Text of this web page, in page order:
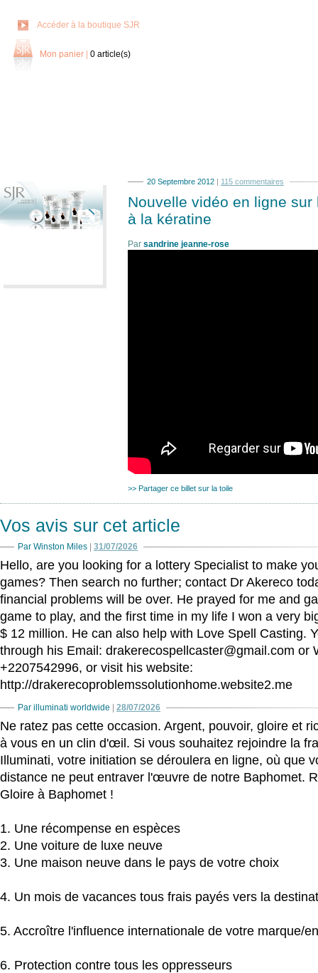
Accéder à la boutique SJR
Mon panier 0 article(s)
20 Septembre 2012 | 115 commentaires
Nouvelle vidéo en ligne sur
à la kératine
Par sandrine jeanne-rose
>> Partager ce billet sur la toile
Vos avis sur cet article
Par Winston Miles 31/07/2026
Hello, are you looking for a lottery Specialist to make
games? Then search no further; contact Dr Akereco
financial problems will be over. He prayed for me and
game to play, and the first time in my life I won a very
$ 12 million. He can also help with Love Spell Casting.
through his Email: drakerecospellcaster@gmail.com or
+2207542996, or visit his website:
http://drakerecoproblemssolutionhome.website2.me
Par illuminati worldwide 28/07/2026
Ne ratez pas cette occasion. Argent, pouvoir, gloire et
à vous en un clin d'œil. Si vous souhaitez rejoindre la
Illuminati, votre initiation se déroulera en ligne, où que
distance ne peut entraver l'œuvre de notre Baphomet.
Gloire à Baphomet !
1. Une récompense en espèces
2. Une voiture de luxe neuve
3. Une maison neuve dans le pays de votre choix
4. Un mois de vacances tous frais payés vers la
5. Accroître l'influence internationale de votre marque/
6. Protection contre tous les oppresseurs